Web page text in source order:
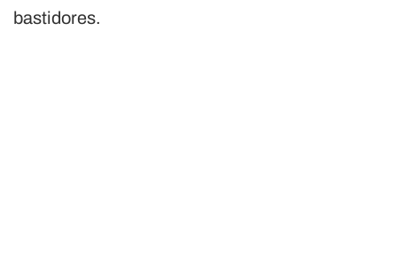
bastidores.